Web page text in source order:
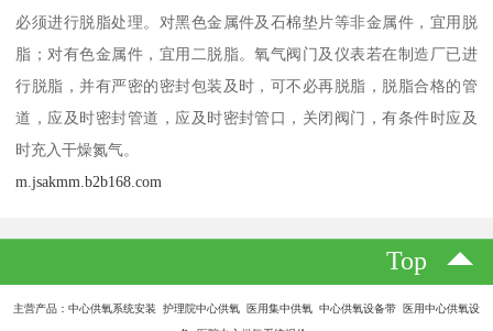
必须进行脱脂处理。对黑色金属件及石棉垫片等非金属件，宜用脱
脂；对有色金属件，宜用二脱脂。氧气阀门及仪表若在制造厂已进
行脱脂，并有严密的密封包装及时，可不必再脱脂，脱脂合格的管
道，应及时密封管道，应及时密封管口，关闭阀门，有条件时应及
时充入干燥氮气。
m.jsakmm.b2b168.com
Top
主营产品：中心供氧系统安装 护理院中心供氧 医用集中供氧 中心供氧设备带 医用中心供氧设